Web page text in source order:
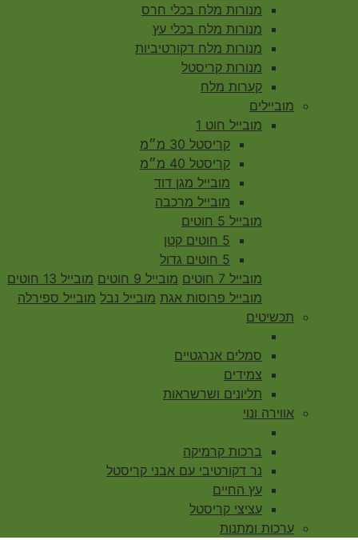
מנורות מלח בכלי חרס
מנורות מלח בכלי עץ
מנורות מלח דקורטיביות
מנורות קריסטל
קערות מלח
מוביילים
מובייל חוט 1
קריסטל 30 מ״מ
קריסטל 40 מ״מ
מובייל מגן דוד
מובייל מרכבה
מובייל 5 חוטים
5 חוטים קטן
5 חוטים גדול
מובייל 7 חוטים
מובייל 9 חוטים
מובייל 13 חוטים
מובייל פרוסות אגת מובייל נבל מובייל ספירלה
תכשיטים
סמלים אנרגטיים
צמידים
תליונים ושרשראות
אווירה ונוי
ברכות קרמיקה
נר דקורטיבי עם אבני קריסטל
עץ החיים
עציצי קריסטל
ערכות ומתנות